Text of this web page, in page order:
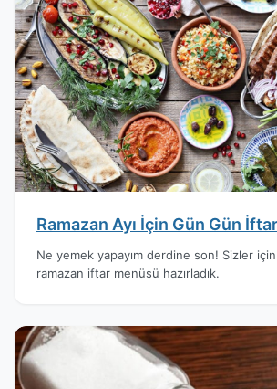
Ramazan Ayı İçin Gün Gün
Ne yemek yapayım derdine son! Sizler
ramazan iftar menüsü hazırladık.